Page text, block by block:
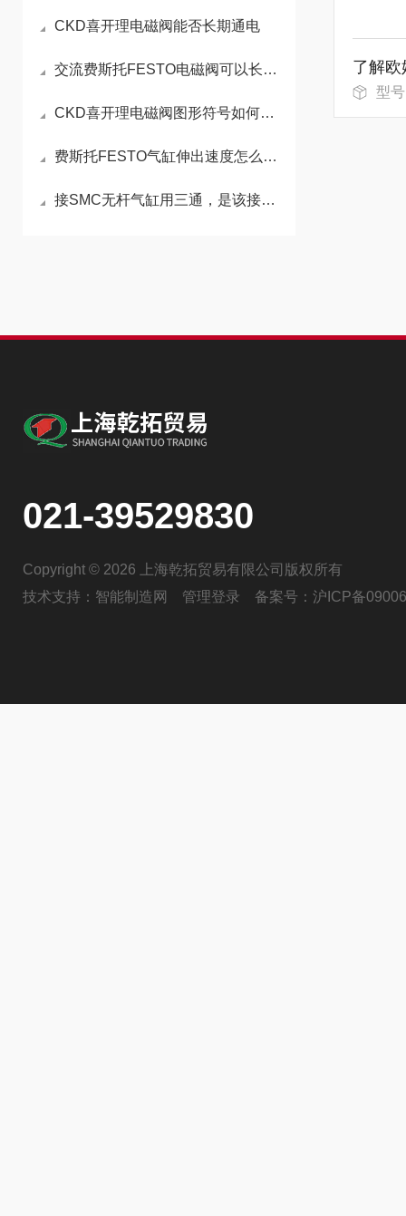
CKD喜开理电磁阀能否长期通电
交流费斯托FESTO电磁阀可以长时间持续通电工作吗
CKD喜开理电磁阀图形符号如何区分常开和常闭状态
费斯托FESTO气缸伸出速度怎么变快
接SMC无杆气缸用三通，是该接在进气管还是出气管
型
021-39529830
Copyright © 2026 上海乾拓贸易有限公司版权所有
技术支持： 智能制造网 管理登录 备案号： 沪ICP备